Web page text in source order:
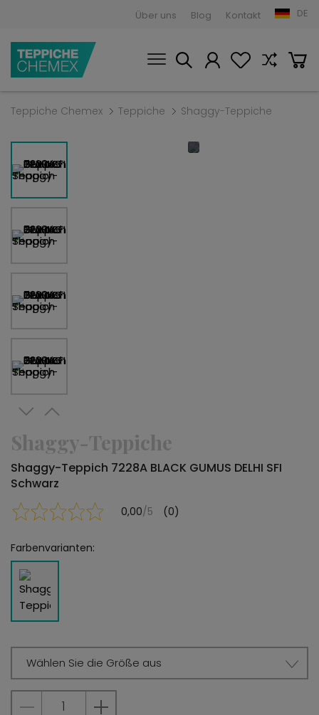
Über uns Blog Kontakt DE
Teppiche Chemex Teppiche Shaggy-Teppiche
Shaggy-Teppiche
Shaggy-Teppich 7228A BLACK GUMUS DELHI SFI
Schwarz
0,00/5 (0)
Farbenvarianten:
Wählen Sie die Größe aus